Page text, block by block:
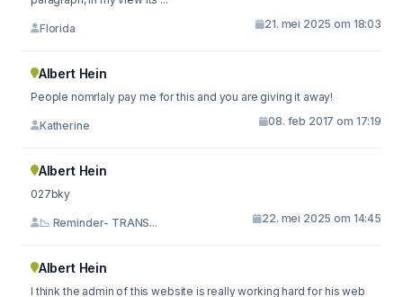
Florida 21. mei 2025 om 18:03
Albert Hein
People nomrlaly pay me for this and you are giving it away!
Katherine 08. feb 2017 om 17:19
Albert Hein
027bky
📉 Reminder- TRANS... 22. mei 2025 om 14:45
Albert Hein
I think the admin of this website is really working hard for his web